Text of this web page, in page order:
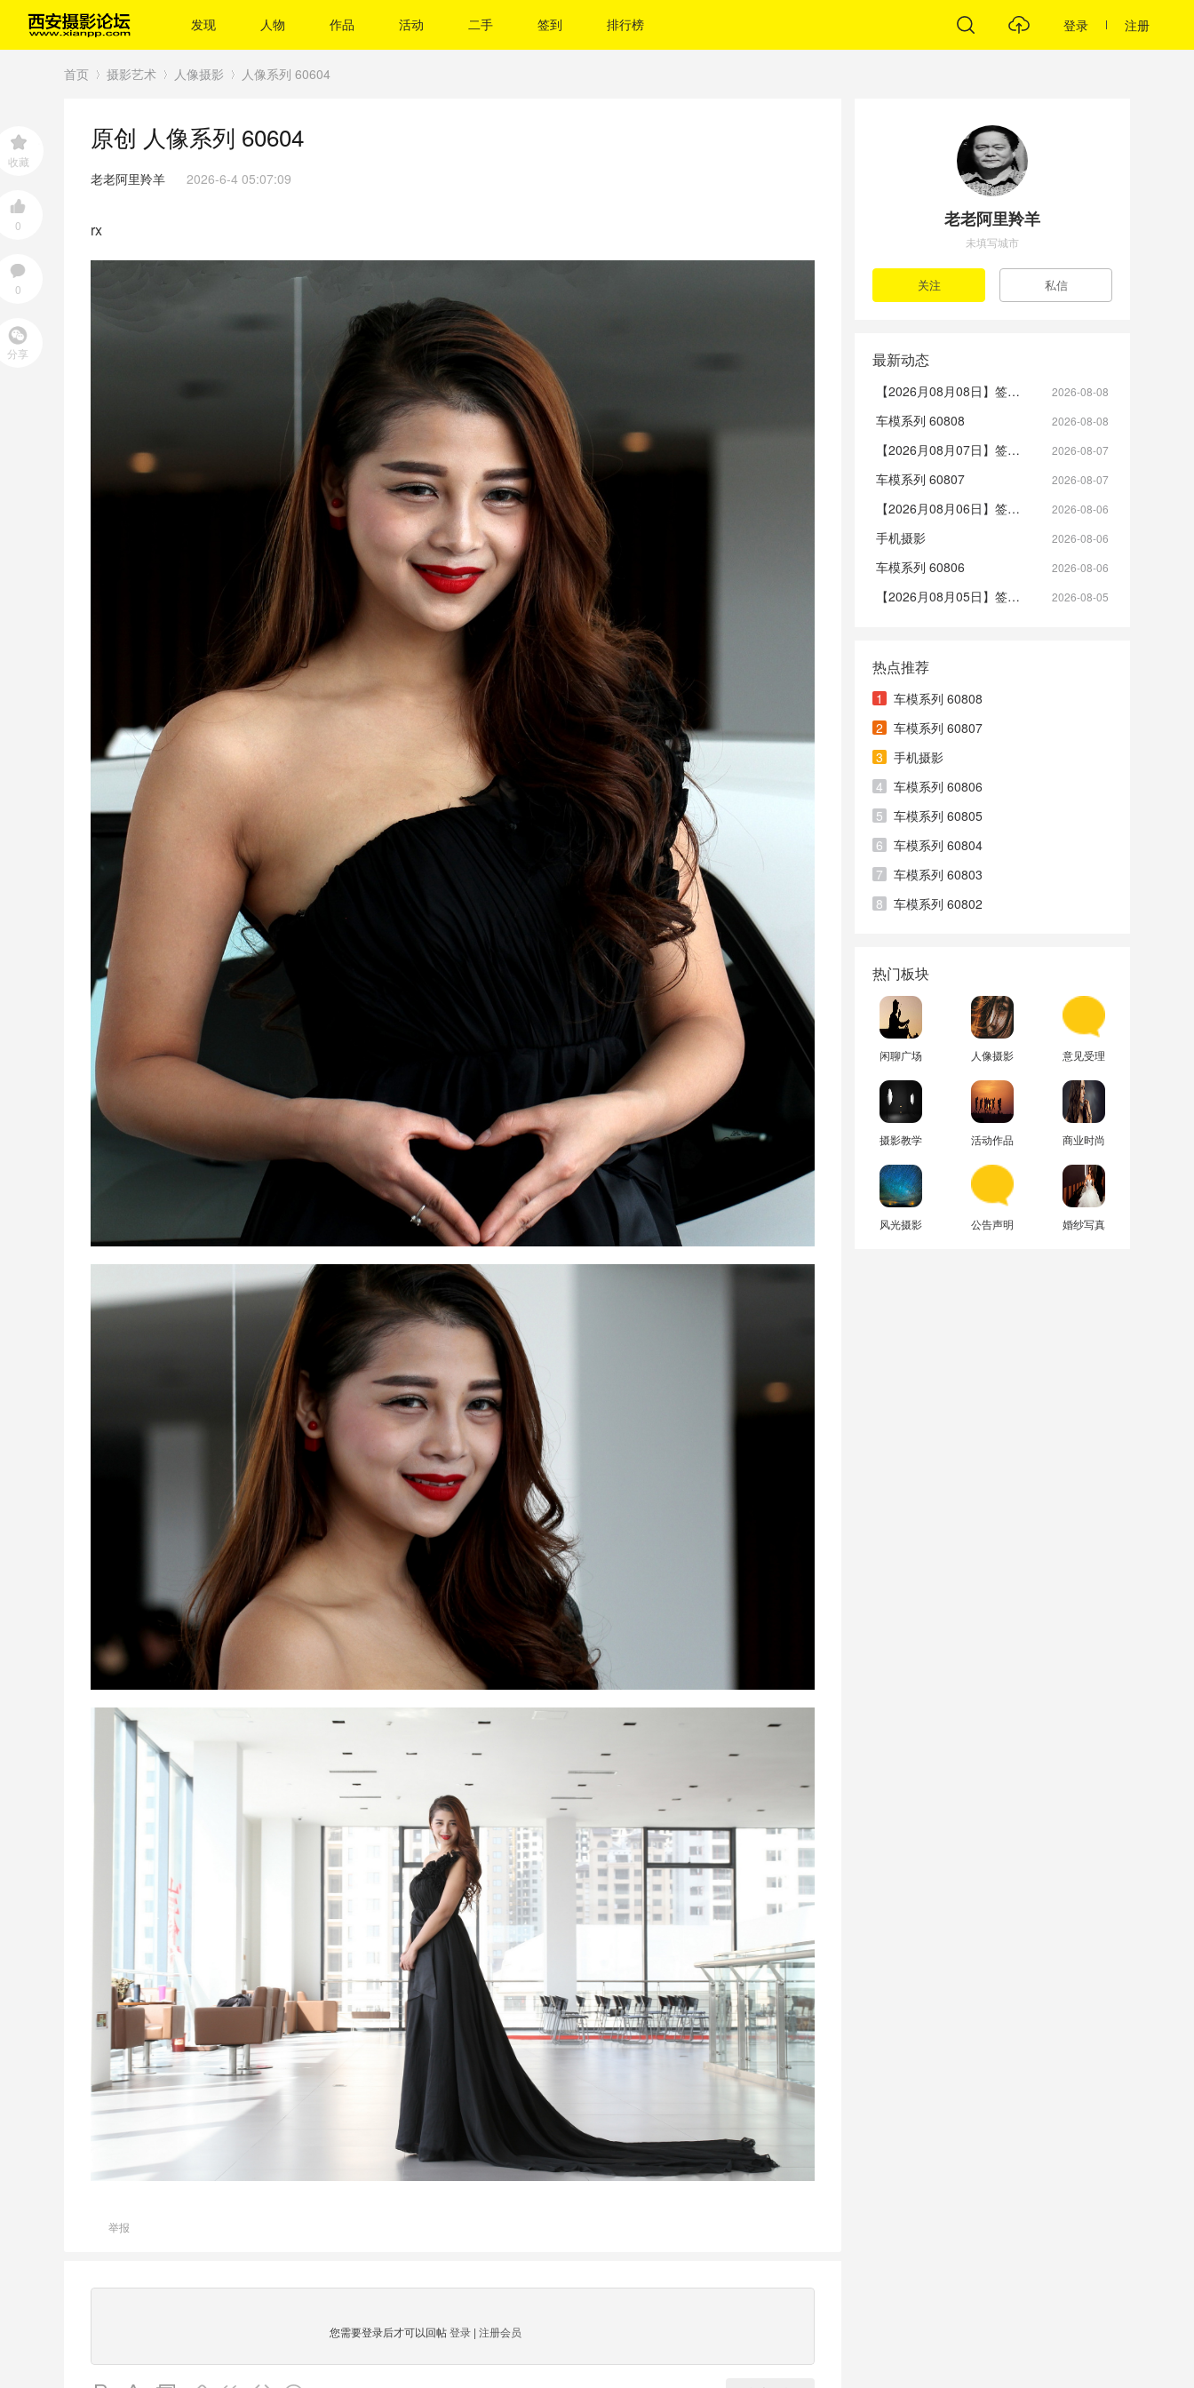
发现 人物 作品 活动 二手 签到 排行榜 登录 注册
首页
›
摄影艺术
›
人像摄影 人像系列 60604
收藏
0
0
分享
原创 人像系列 60604
老老阿里羚羊 2026-6-4 05:07:09
rx
举报
您需要登录后才可以回帖登录| 注册会员
老老阿里羚羊
未填写城市
最新动态
2026-08-08
【2026月08月08日】签到帖
2026-08-08
车模系列 60808
2026-08-07
【2026月08月07日】签到帖
2026-08-07
车模系列 60807
2026-08-06
【2026月08月06日】签到帖
2026-08-06
手机摄影
2026-08-06
车模系列 60806
2026-08-05
【2026月08月05日】签到帖
热点推荐
1
车模系列 60808
2
车模系列 60807
3
手机摄影
4
车模系列 60806
5
车模系列 60805
6
车模系列 60804
7
车模系列 60803
8
车模系列 60802
热门板块
闲聊广场 人像摄影 意见受理
摄影教学 活动作品 商业时尚
风光摄影 公告声明 婚纱写真